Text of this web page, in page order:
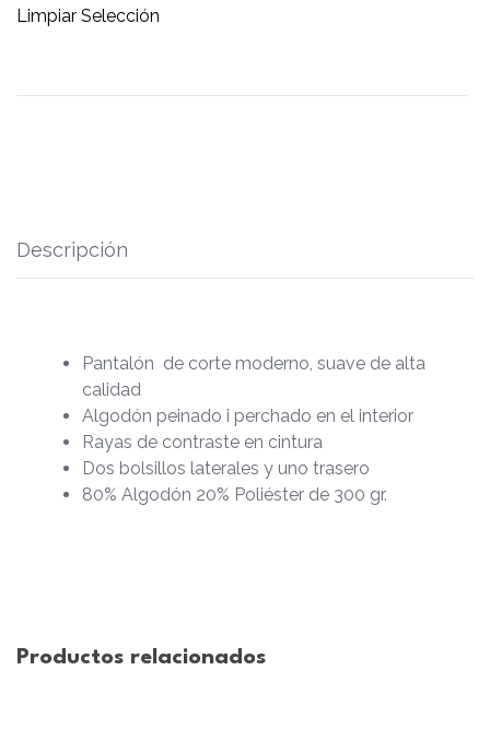
Limpiar Selección
Descripción
Pantalón de corte moderno, suave de alta
calidad
Algodón peinado i perchado en el interior
Rayas de contraste en cintura
Dos bolsillos laterales y uno trasero
80% Algodón 20% Poliéster de 300 gr.
Productos relacionados